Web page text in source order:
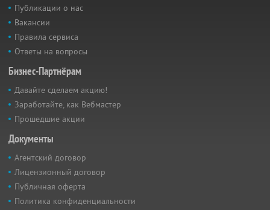
Публикации о нас
Вакансии
Правила сервиса
Ответы на вопросы
Бизнес-Партнёрам
Давайте сделаем акцию!
Заработайте, как Вебмастер
Прошедшие акции
Документы
Агентский договор
Лицензионный договор
Публичная оферта
Политика конфиденциальности